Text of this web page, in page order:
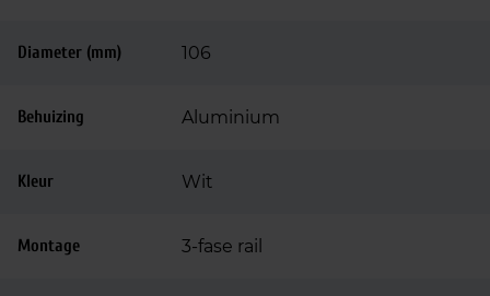
Diameter (mm) 106
Behuizing Aluminium
Kleur Wit
Montage 3-fase rail